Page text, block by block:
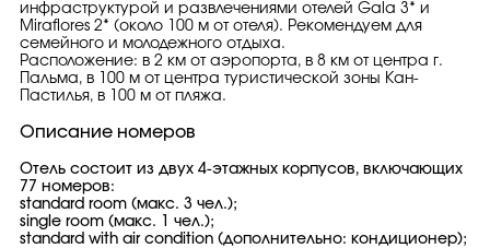
инфраструктурой и развлечениями отелей Gala 3* и
Miraflores 2* (около 100 м от отеля). Рекомендуем для
семейного и молодежного отдыха.
Расположение: в 2 км от аэропорта, в 8 км от центра г.
Пальма, в 100 м от центра туристической зоны Кан-
Пастилья, в 100 м от пляжа.
Описание номеров
Отель состоит из двух 4-этажных корпусов, включающих
77 номеров:
standard room (макс. 3 чел.);
single room (макс. 1 чел.);
standard with air condition (дополнительно: кондиционер);